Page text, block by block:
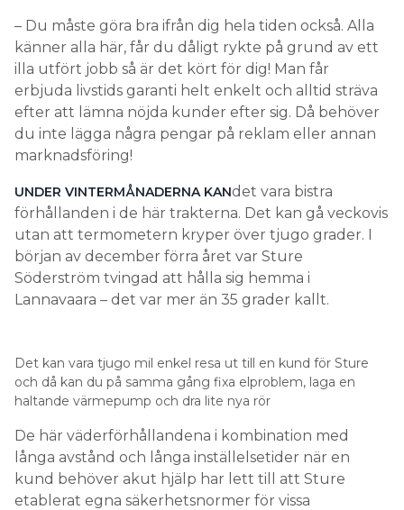
– Du måste göra bra ifrån dig hela tiden också. Alla
känner alla här, får du dåligt rykte på grund av ett
illa utfört jobb så är det kört för dig! Man får
erbjuda livstids garanti helt enkelt och alltid sträva
efter att lämna nöjda kunder efter sig. Då behöver
du inte lägga några pengar på reklam eller annan
marknadsföring!
UNDER VINTERMÅNADERNA KANdet vara bistra
förhållanden i de här trakterna. Det kan gå veckovis
utan att termometern kryper över tjugo grader. I
början av december förra året var Sture
Söderström tvingad att hålla sig hemma i
Lannavaara – det var mer än 35 grader kallt.
Det kan vara tjugo mil enkel resa ut till en kund för Sture
och då kan du på samma gång fixa elproblem, laga en
haltande värmepump och dra lite nya rör
De här väderförhållandena i kombination med
långa avstånd och långa inställelsetider när en
kund behöver akut hjälp har lett till att Sture
etablerat egna säkerhetsnormer för vissa